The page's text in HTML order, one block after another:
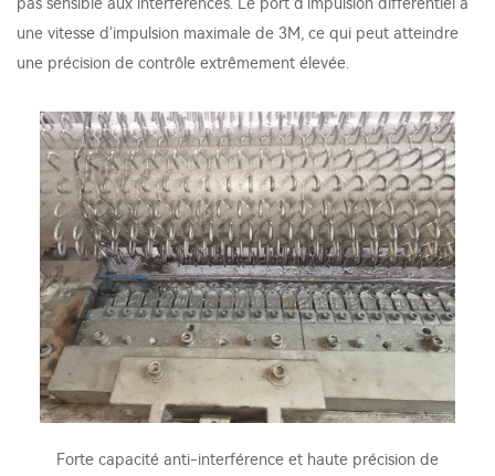
pas sensible aux interférences. Le port d'impulsion différentiel a
une vitesse d'impulsion maximale de 3M, ce qui peut atteindre
une précision de contrôle extrêmement élevée.
Forte capacité anti-interférence et haute précision de